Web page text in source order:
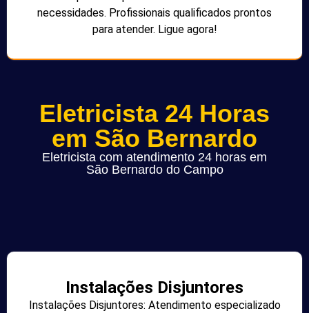
necessidades. Profissionais qualificados prontos
para atender. Ligue agora!
Eletricista 24 Horas
em São Bernardo
Eletricista com atendimento 24 horas em
São Bernardo do Campo
Instalações Disjuntores
Instalações Disjuntores: Atendimento especializado